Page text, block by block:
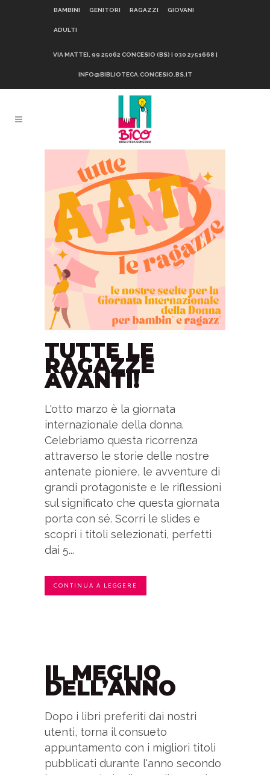
BAMBINI GENITORI RAGAZZI GIOVANI
ADULTI
VIA MATTEI, 99 25062 CONCESIO (BS) | 030 2751668 |
INFO@BIBLIOTECA.CONCESIO.BS.IT
TUTTE LE
RAGAZZE
AVANTI!
L'otto marzo è la giornata
internazionale della donna.
Celebriamo questa ricorrenza
attraverso le storie delle nostre
antenate pioniere, le avventure di
grandi protagoniste e le riflessioni
sul significato che questa giornata
porta con sé. Scorri le slides e
scopri i titoli selezionati, perfetti
dai 5...
CONTINUA A LEGGERE
IL MEGLIO
DELL’ANNO
Dopo i libri preferiti dai nostri
utenti, torna il consueto
appuntamento con i migliori titoli
pubblicati durante l'anno secondo